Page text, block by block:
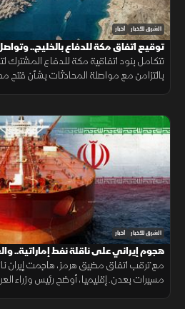
الشرق للأخبار أخبار
توقيع اتفاق مكة للدفاع بالخليج..
تتكامل بنود اتفاقية مكة للدفاع المشترك
بالتزامن مع مواصلة المحادثات بشأن فتح
الشرق للأخبار أخبار
هجوم إيراني على ناقلة نفط إماراتية..
الجوار
مع ترقب اتفاق مضيق هرمز، هاجمت إيران
مسيرات بعدن. إقليميا، أوضح رئيس وزراء